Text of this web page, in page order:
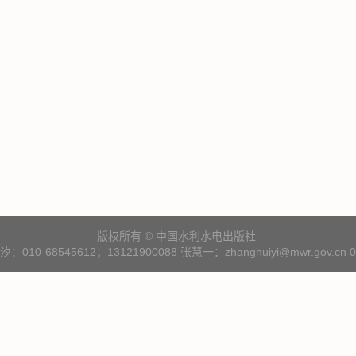
版权所有 © 中国水利水电出版社
：010-68545612；13121900088 张慧一：zhanghuiyi@mwr.gov.cn